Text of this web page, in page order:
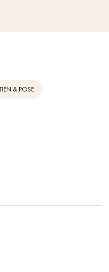
& POSE